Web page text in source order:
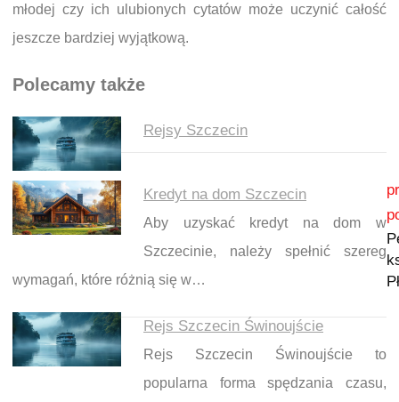
młodej czy ich ulubionych cytatów może uczynić całość
jeszcze bardziej wyjątkową.
Polecamy także
Rejsy Szczecin
Kredyt na dom Szczecin
Aby uzyskać kredyt na dom w
Szczecinie, należy spełnić szereg
wymagań, które różnią się w…
Rejs Szczecin Świnoujście
Rejs Szczecin Świnoujście to
popularna forma spędzania czasu,
Nawigacja wpisu